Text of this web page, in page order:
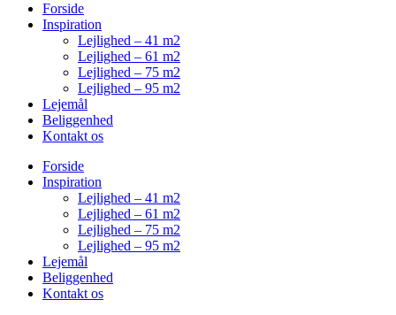
Forside
Inspiration
Lejlighed – 41 m2
Lejlighed – 61 m2
Lejlighed – 75 m2
Lejlighed – 95 m2
Lejemål
Beliggenhed
Kontakt os
Forside
Inspiration
Lejlighed – 41 m2
Lejlighed – 61 m2
Lejlighed – 75 m2
Lejlighed – 95 m2
Lejemål
Beliggenhed
Kontakt os